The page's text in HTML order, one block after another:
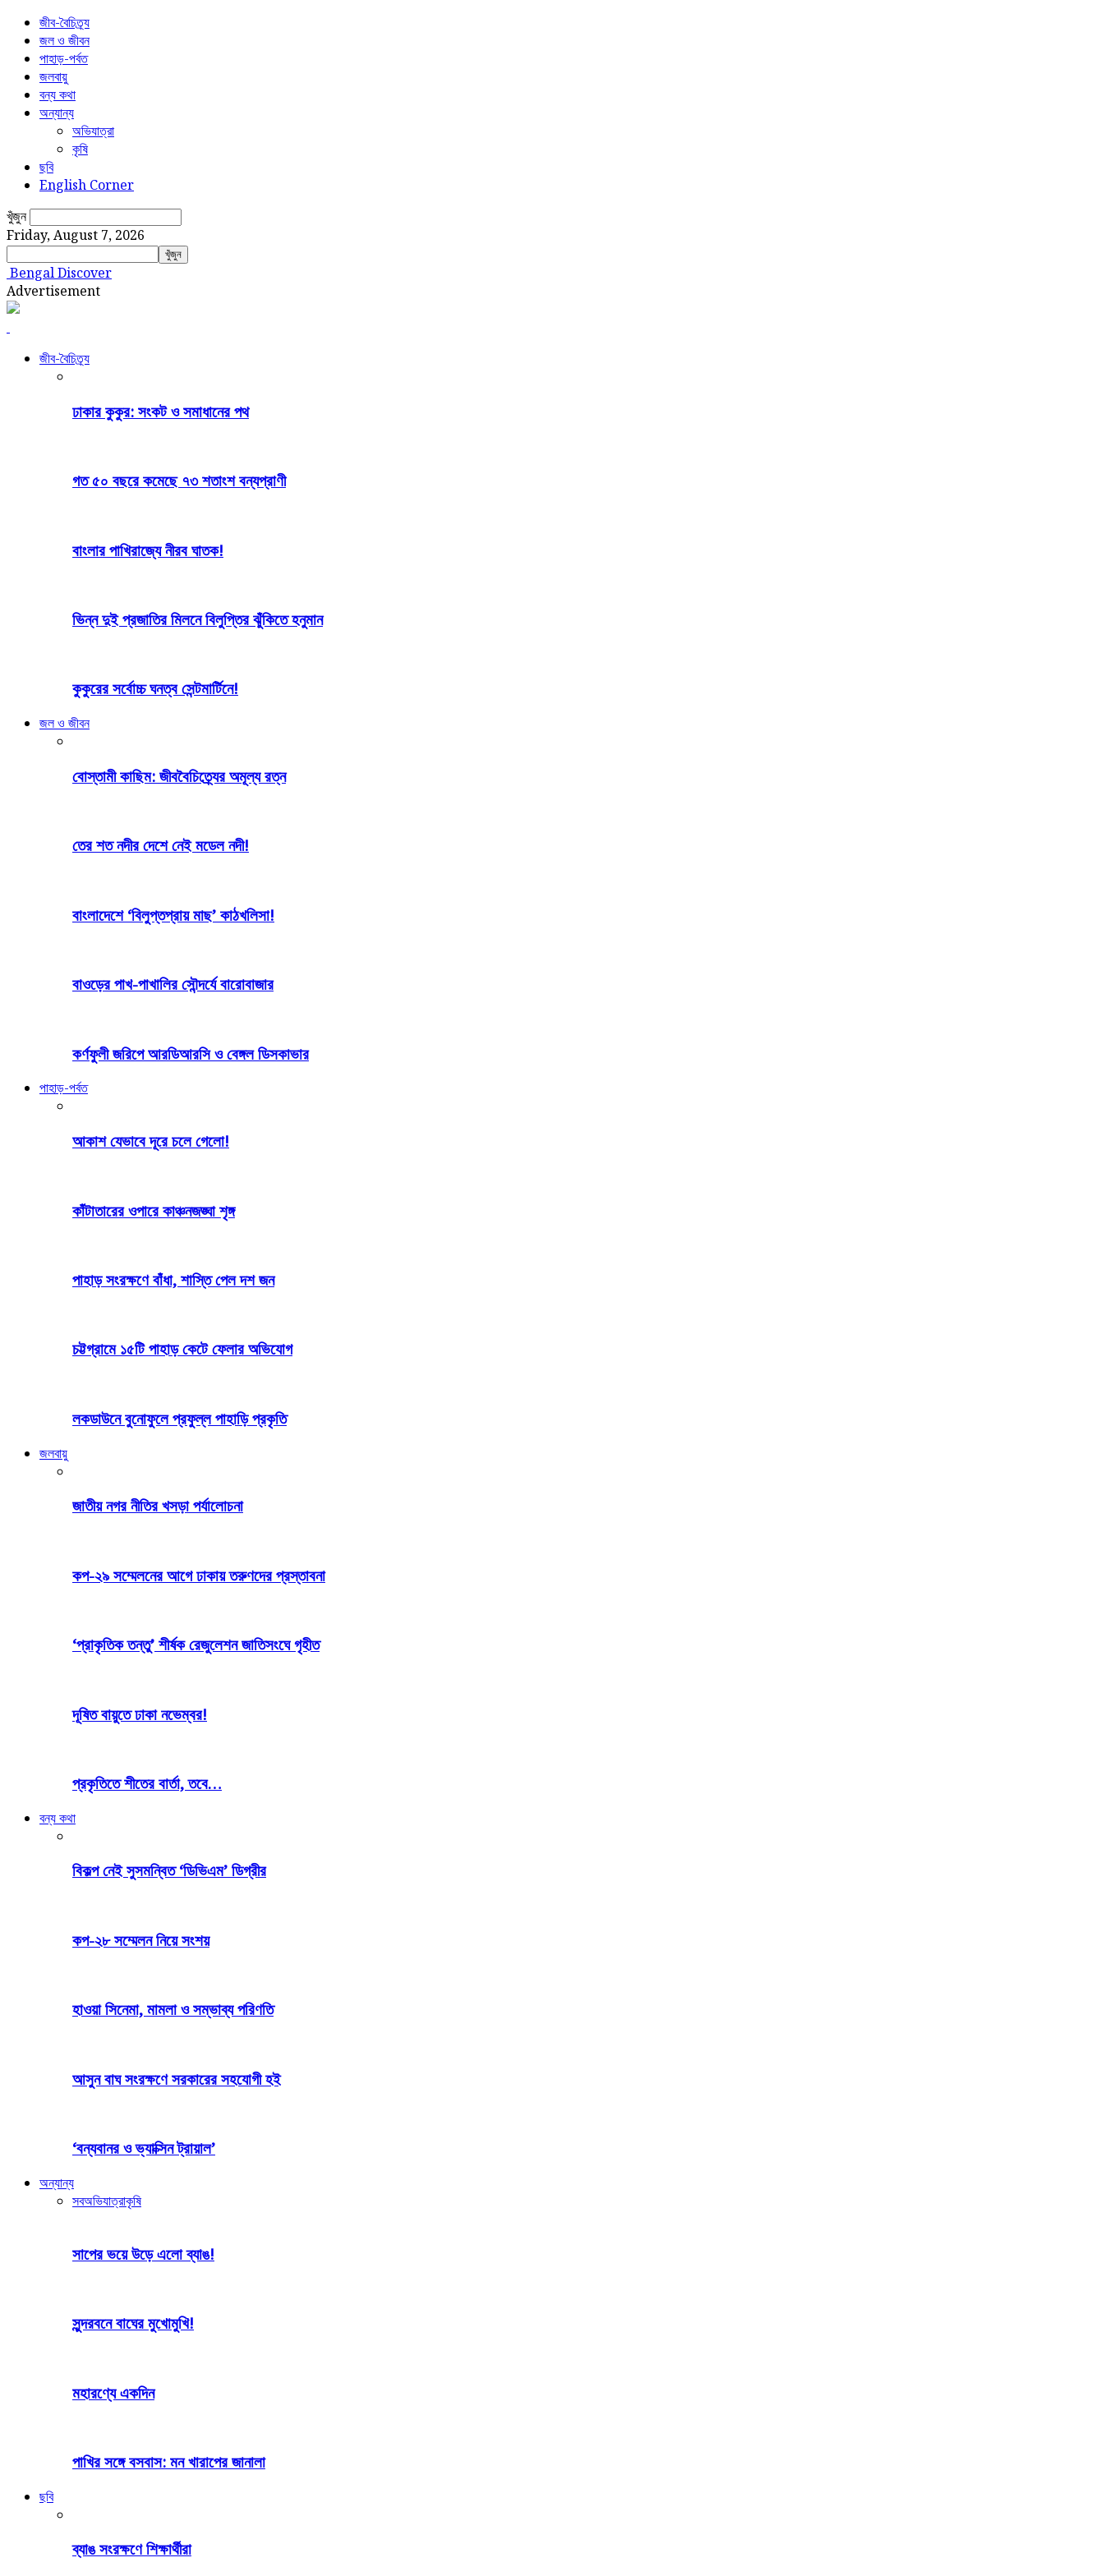
জীব-বৈচিত্র্য
জল ও জীবন
পাহাড়-পর্বত
জলবায়ু
বন্য কথা
অন্যান্য
অভিযাত্রা
কৃষি
ছবি
English Corner
খুঁজুন
Friday, August 7, 2026
Bengal Discover
Advertisement
জীব-বৈচিত্র্য
ঢাকার কুকুর: সংকট ও সমাধানের পথ
গত ৫০ বছরে কমেছে ৭৩ শতাংশ বন্যপ্রাণী
বাংলার পাখিরাজ্যে নীরব ঘাতক!
ভিন্ন দুই প্রজাতির মিলনে বিলুপ্তির ঝুঁকিতে হনুমান
কুকুরের সর্বোচ্চ ঘনত্ব সেন্টমার্টিনে!
জল ও জীবন
বোস্তামী কাছিম: জীববৈচিত্র্যের অমূল্য রত্ন
তের শত নদীর দেশে নেই মডেল নদী!
বাংলাদেশে ‘বিলুপ্তপ্রায় মাছ’ কাঠখলিসা!
বাওড়ের পাখ-পাখালির সৌন্দর্যে বারোবাজার
কর্ণফুলী জরিপে আরডিআরসি ও বেঙ্গল ডিসকাভার
পাহাড়-পর্বত
আকাশ যেভাবে দূরে চলে গেলো!
কাঁটাতারের ওপারে কাঞ্চনজঙ্ঘা শৃঙ্গ
পাহাড় সংরক্ষণে বাঁধা, শাস্তি পেল দশ জন
চট্টগ্রামে ১৫টি পাহাড় কেটে ফেলার অভিযোগ
লকডাউনে বুনোফুলে প্রফুল্ল পাহাড়ি প্রকৃতি
জলবায়ু
জাতীয় নগর নীতির খসড়া পর্যালোচনা
কপ-২৯ সম্মেলনের আগে ঢাকায় তরুণদের প্রস্তাবনা
‘প্রাকৃতিক তন্তু’ শীর্ষক রেজুলেশন জাতিসংঘে গৃহীত
দূষিত বায়ুতে ঢাকা নভেম্বর!
প্রকৃতিতে শীতের বার্তা, তবে…
বন্য কথা
বিকল্প নেই সুসমন্বিত ‘ডিভিএম’ ডিগ্রীর
কপ-২৮ সম্মেলন নিয়ে সংশয়
হাওয়া সিনেমা, মামলা ও সম্ভাব্য পরিণতি
আসুন বাঘ সংরক্ষণে সরকারের সহযোগী হই
‘বন্যবানর ও ভ্যাক্সিন ট্রায়াল’
অন্যান্য
সবঅভিযাত্রাকৃষি
সাপের ভয়ে উড়ে এলো ব্যাঙ!
সুন্দরবনে বাঘের মুখোমুখি!
মহারণ্যে একদিন
পাখির সঙ্গে বসবাস: মন খারাপের জানালা
ছবি
ব্যাঙ সংরক্ষণে শিক্ষার্থীরা